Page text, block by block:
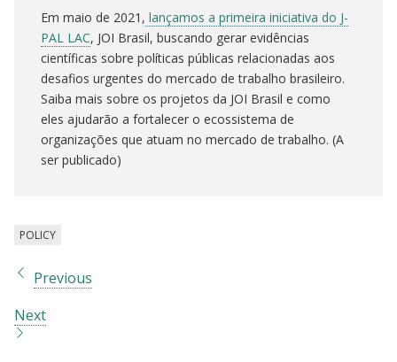
Em maio de 2021, lançamos a primeira iniciativa do J-
PAL LAC, JOI Brasil, buscando gerar evidências
científicas sobre políticas públicas relacionadas aos
desafios urgentes do mercado de trabalho brasileiro.
Saiba mais sobre os projetos da JOI Brasil e como
eles ajudarão a fortalecer o ecossistema de
organizações que atuam no mercado de trabalho. (A
ser publicado)
POLICY
Previous
Next